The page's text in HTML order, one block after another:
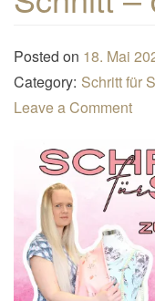
Posted on 18. Mai
Category: Schritt für
Leave a Comment